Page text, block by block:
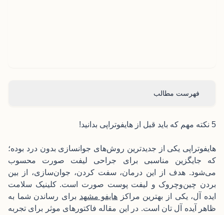
فهرست مطالب
5 نکته مهم که باید قبل از هایفوتراپی بدانید!
هایفوتراپی یکی از جدید‌ترین روش‌های جوانسازی بدون درد بوده؛
که جایگزین مناسبی برای جراحی لیفت صورت محسوب
می‌شود. هدف از این درمان، سفت کردن، جوان‌سازی، از بین
بردن چین‌وچروک و لیفت پوست صورت است. کلینیک سلامت
ایده آل، یکی از بهترین مراکز هایفو مشهد برای رساندن شما به
ظاهر آیده آل تان است. در این مقاله فاکتورهای موثر برای تجربه